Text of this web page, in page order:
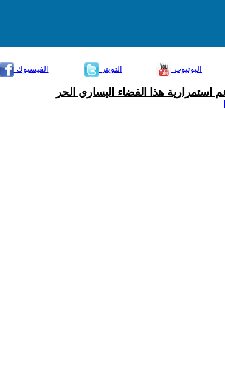
الفيسبوك
التويتر اليوتيوب
استمرارية هذا الفضاء اليساري الحر